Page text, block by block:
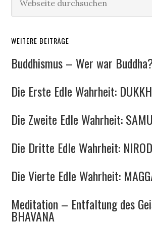
WEITERE BEITRÄGE
Buddhismus – Wer war
Die Erste Edle Wahrheit:
Die Zweite Edle Wahrheit:
Die Dritte Edle Wahrheit:
Die Vierte Edle Wahrheit:
Meditation – Entfaltung des
BHAVANA